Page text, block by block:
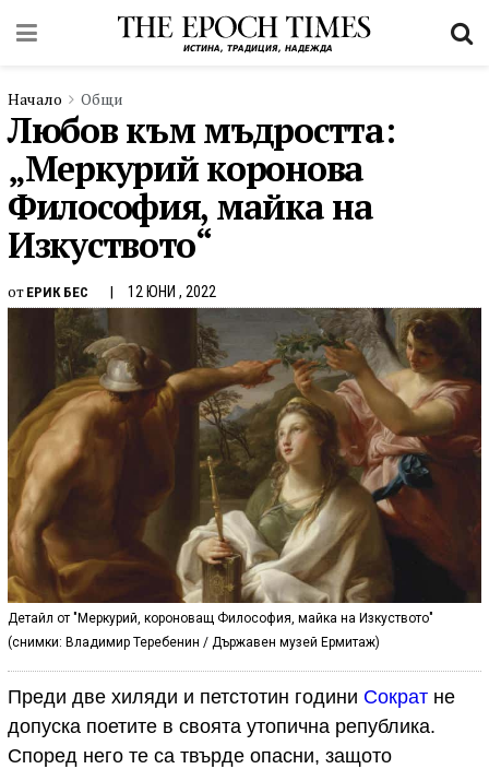
Начало Общи
Любов към мъдростта:
„Меркурий коронoва
Философия, майка на
Изкуството“
от ЕРИК БЕС 12 ЮНИ , 2022
Детайл от "Меркурий, короноващ Философия, майка на Изкуството"
(снимки: Владимир Теребенин / Държавен музей Ермитаж)
Преди двe хиляди и петстотин години Сократ не
допуска поетите в своята утопична република.
Според него те са твърде опасни, защото